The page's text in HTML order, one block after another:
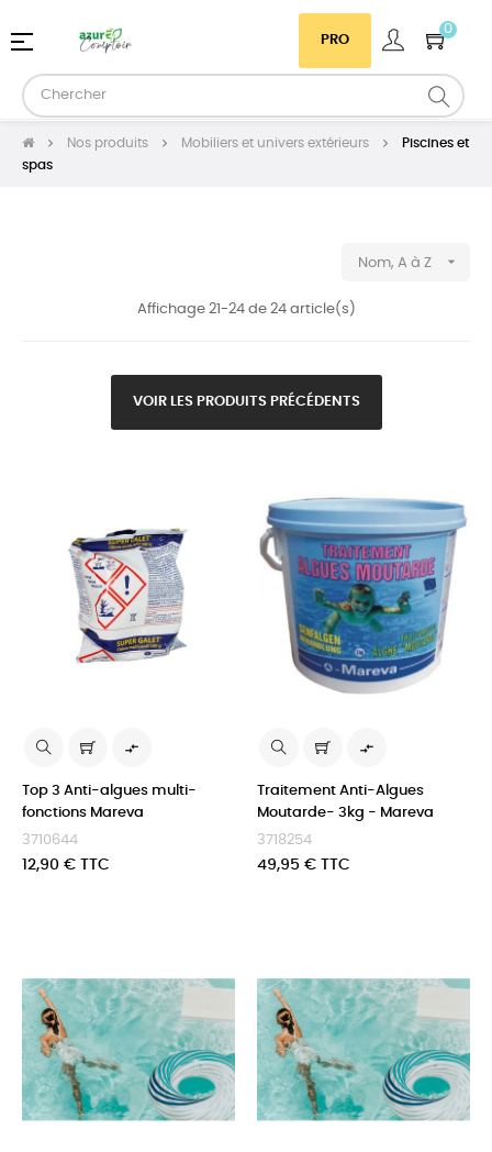
PRO
0
Basculer
navigation
☰
Nos produits Mobiliers et univers extérieurs
Piscines et
spas
Nom, A à Z 
Affichage 21-24 de 24 article(s)
VOIR LES PRODUITS PRÉCÉDENTS

Top 3 Anti-algues multi-
fonctions Mareva
3710644
Prix
12,90 € TTC

Traitement Anti-Algues
Moutarde- 3kg - Mareva
3718254
Prix
49,95 € TTC